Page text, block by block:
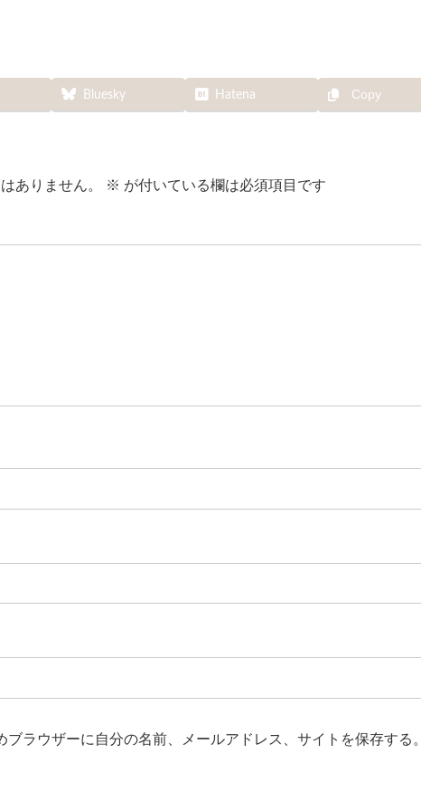
Bluesky Hatena Copy
ありません。 ※ が付いている欄は必須項目です
ラウザーに自分の名前、メールアドレス、サイトを保存する。